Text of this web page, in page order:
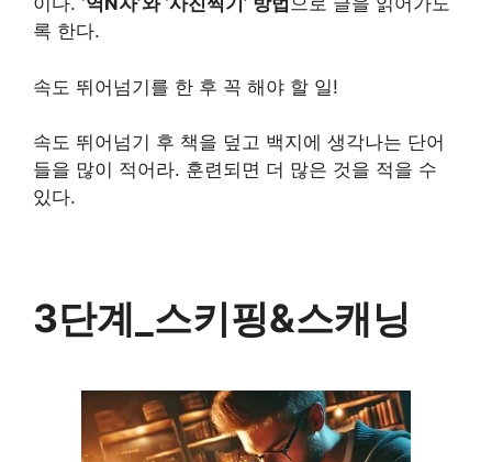
록 한다.
속도 뛰어넘기를 한 후 꼭 해야 할 일!
속도 뛰어넘기 후 책을 덮고 백지에 생각나는 단어
들을 많이 적어라. 훈련되면 더 많은 것을 적을 수
있다.
3단계_스키핑&스캐닝